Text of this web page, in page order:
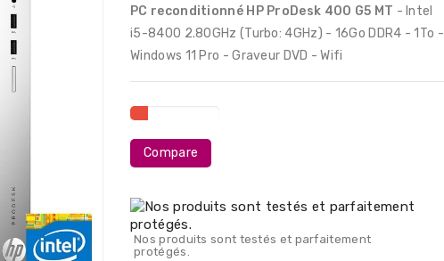
PC reconditionné HP ProDesk 400 G5 MT - Intel
i5-8400 2.80GHz (Turbo: 4GHz) - 16Go DDR4 - 1To -
Windows 11 Pro - Graveur DVD - Wifi
Compare
Nos produits sont testés et parfaitement
protégés.